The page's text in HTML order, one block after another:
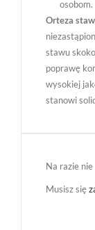
osobom.
Orteza
stawu
poprawę
wysokiej
stanowi
Na razie
Musisz się